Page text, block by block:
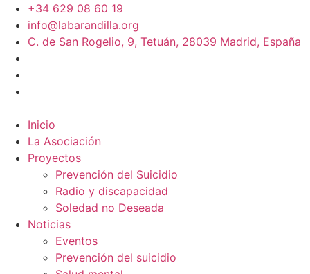
+34 629 08 60 19
info@labarandilla.org
C. de San Rogelio, 9, Tetuán, 28039 Madrid, España
Inicio
La Asociación
Proyectos
Prevención del Suicidio
Radio y discapacidad
Soledad no Deseada
Noticias
Eventos
Prevención del suicidio